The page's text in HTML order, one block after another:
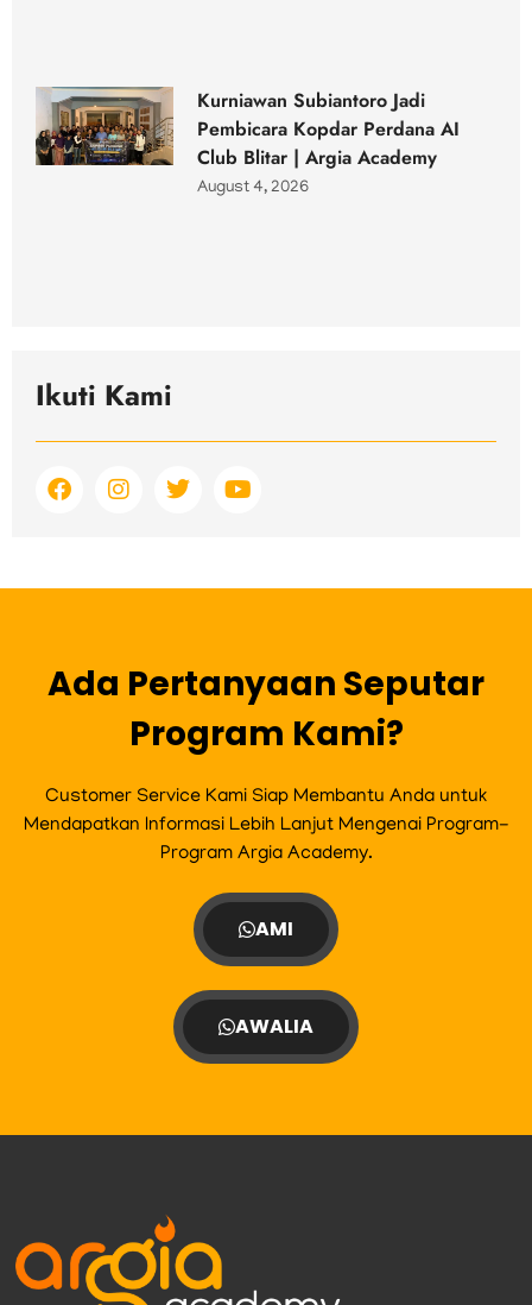
Kurniawan Subiantoro Jadi
Pembicara Kopdar Perdana AI
Club Blitar | Argia Academy
August 4, 2026
Ikuti Kami
F
a
o
I
n
g
m
T
w
e
Y
o
b
Ada Pertanyaan Seputar
Program Kami?
Customer Service Kami Siap Membantu Anda untuk
Mendapatkan Informasi Lebih Lanjut Mengenai Program-
Program Argia Academy.
AMI
AWALIA